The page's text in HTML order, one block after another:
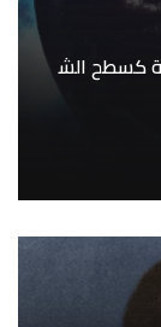
كسطح الش